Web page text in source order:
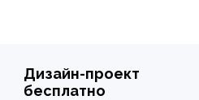
Дизайн-проект
бесплатно